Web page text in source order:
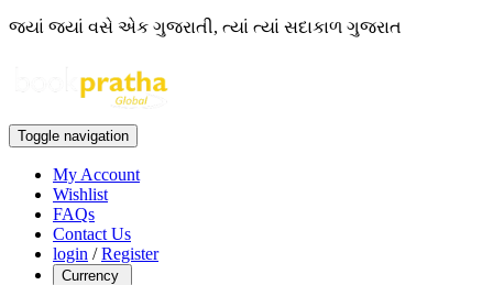
જ્યાં જ્યાં વસે એક ગુજરાતી, ત્યાં ત્યાં સદાકાળ ગુજરાત
Toggle navigation
My Account
Wishlist
FAQs
Contact Us
login /Register
Currency